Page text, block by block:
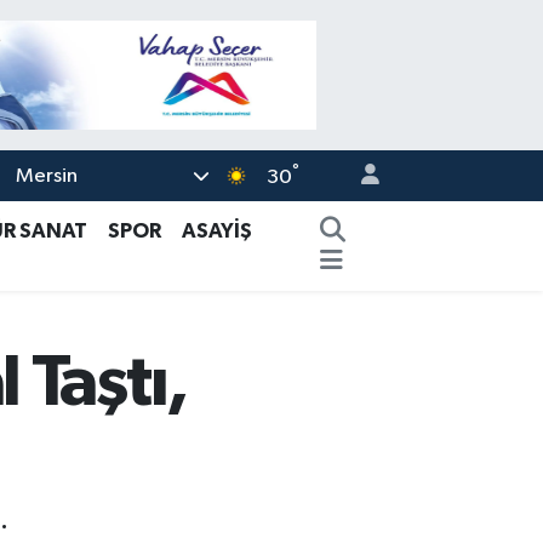
Mersin 30°
SANAT SPOR
ASAYİŞ